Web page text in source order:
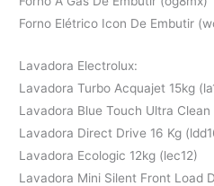
Forno Elétrico Icon De Embutir
Lavadora Electrolux:
Lavadora Turbo Acquajet 15kg
Lavadora Blue Touch Ultra Clean
Lavadora Direct Drive 16 Kg
Lavadora Ecologic 12kg (lec12)
Lavadora Mini Silent Front Load